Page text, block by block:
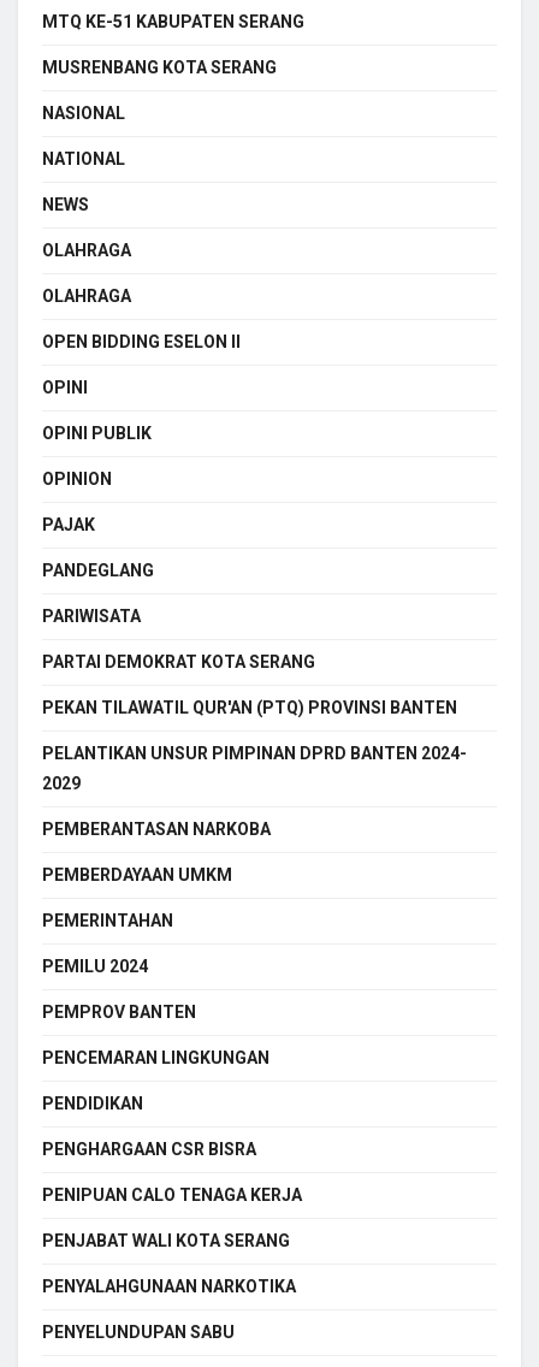
MTQ KE-51 KABUPATEN SERANG
MUSRENBANG KOTA SERANG
NASIONAL
NATIONAL
NEWS
OLAHRAGA
OLAHRAGA
OPEN BIDDING ESELON II
OPINI
OPINI PUBLIK
OPINION
PAJAK
PANDEGLANG
PARIWISATA
PARTAI DEMOKRAT KOTA SERANG
PEKAN TILAWATIL QUR'AN (PTQ) PROVINSI BANTEN
PELANTIKAN UNSUR PIMPINAN DPRD BANTEN 2024-
2029
PEMBERANTASAN NARKOBA
PEMBERDAYAAN UMKM
PEMERINTAHAN
PEMILU 2024
PEMPROV BANTEN
PENCEMARAN LINGKUNGAN
PENDIDIKAN
PENGHARGAAN CSR BISRA
PENIPUAN CALO TENAGA KERJA
PENJABAT WALI KOTA SERANG
PENYALAHGUNAAN NARKOTIKA
PENYELUNDUPAN SABU